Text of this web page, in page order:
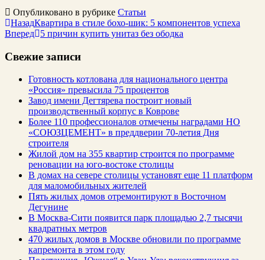
Опубликовано в рубрике Статьи
НазадКвартира в стиле бохо-шик: 5 компонентов успеха
Вперед
5 причин купить унитаз без ободка
Свежие записи
Готовность котлована для национального центра
«Россия» превысила 75 процентов
Завод имени Дегтярева построит новый
производственный корпус в Коврове
Более 110 профессионалов отмечены наградами НО
«СОЮЗЦЕМЕНТ» в преддверии 70-летия Дня
строителя
Жилой дом на 355 квартир строится по программе
реновации на юго-востоке столицы
В домах на севере столицы установят еще 11 платформ
для маломобильных жителей
Пять жилых домов отремонтируют в Восточном
Дегунине
В Москва-Сити появится парк площадью 2,7 тысячи
квадратных метров
470 жилых домов в Москве обновили по программе
капремонта в этом году